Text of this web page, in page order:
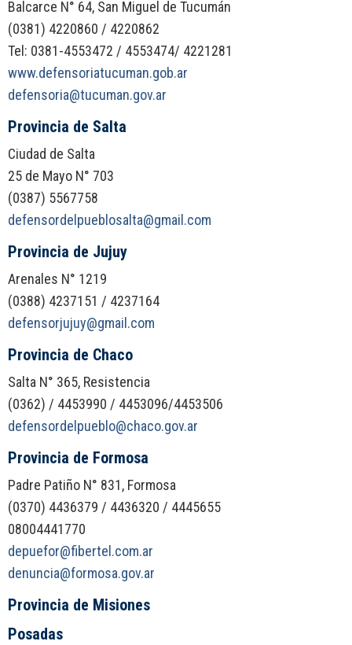
Balcarce N° 64, San Miguel de Tucumán
(0381) 4220860 / 4220862
Tel: 0381-4553472 / 4553474/ 4221281
www.defensoriatucuman.gob.ar
defensoria@tucuman.gov.ar
Provincia de Salta
Ciudad de Salta
25 de Mayo N° 703
(0387) 5567758
defensordelpueblosalta@gmail.com
Provincia de Jujuy
Arenales N° 1219
(0388) 4237151 / 4237164
defensorjujuy@gmail.com
Provincia de Chaco
Salta N° 365, Resistencia
(0362) / 4453990 / 4453096/4453506
defensordelpueblo@chaco.gov.ar
Provincia de Formosa
Padre Patiño N° 831, Formosa
(0370) 4436379 / 4436320 / 4445655
08004441770
depuefor@fibertel.com.ar
denuncia@formosa.gov.ar
Provincia de Misiones
Posadas